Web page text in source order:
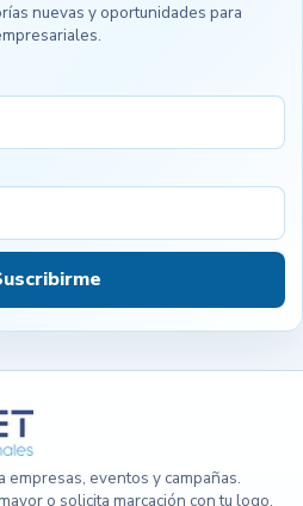
nuevas y oportunidades para
eventos y campañas.
o solicita marcación con tu logo.